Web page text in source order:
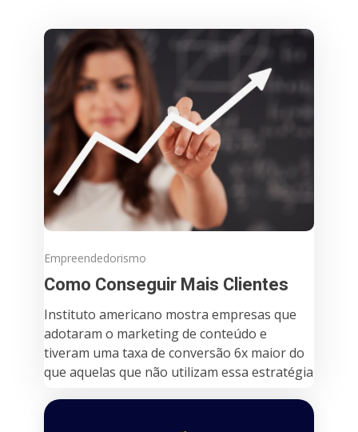
Empreendedorismo
Como Conseguir Mais Clientes
Instituto americano mostra empresas que
adotaram o marketing de conteúdo e
tiveram uma taxa de conversão 6x maior do
que aquelas que não utilizam essa estratégia